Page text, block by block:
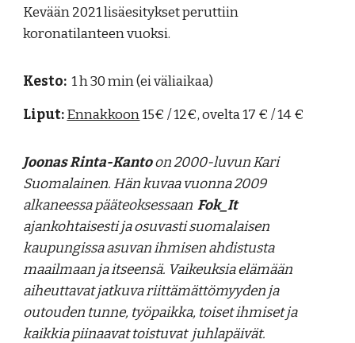
Kevään 2021 lisäesitykset peruttiin
koronatilanteen vuoksi.
Kesto: 1 h 30 min (ei väliaikaa)
Liput:Ennakkoon15€ / 12€, ovelta 17 € / 14 €
Joonas Rinta-Kantoon 2000-luvun Kari
Suomalainen. Hän kuvaa vuonna 2009
alkaneessa pääteoksessaanFok_It
ajankohtaisesti ja osuvasti suomalaisen
kaupungissa asuvan ihmisen ahdistusta
maailmaan ja itseensä. Vaikeuksia elämään
aiheuttavat jatkuva riittämättömyyden ja
outouden tunne, työpaikka, toiset ihmiset ja
kaikkia piinaavat toistuvat juhlapäivät.